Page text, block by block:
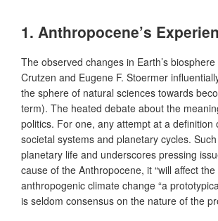
1. Anthropocene’s
The observed changes in Earth’s
Crutzen and Eugene F. Stoermer
the sphere of natural sciences towards
term). The heated debate about the
politics. For one, any attempt at a definition
societal systems and planetary cycles.
planetary life and underscores pressing
cause of the Anthropocene, it “will affect
anthropogenic climate change “a
is seldom consensus on the nature of the